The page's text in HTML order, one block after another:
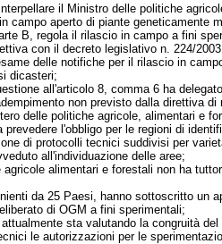
il Ministro delle politiche
campo aperto di piante geneticamente
B, regola il rilascio in campo a fini
con il decreto legislativo n. 224/
delle notifiche per il rilascio in
dicasteri;
all'articolo 8, comma 6 ha
non previsto dalla direttiva di
delle politiche agricole, alimentari e
prevedere l'obbligo per le regioni di
di protocolli tecnici suddivisi per
all'individuazione delle aree;
alimentari e forestali non ha
da 25 Paesi, hanno sottoscritto un
di OGM a fini sperimentali;
sta valutando la congruità
le autorizzazioni per le